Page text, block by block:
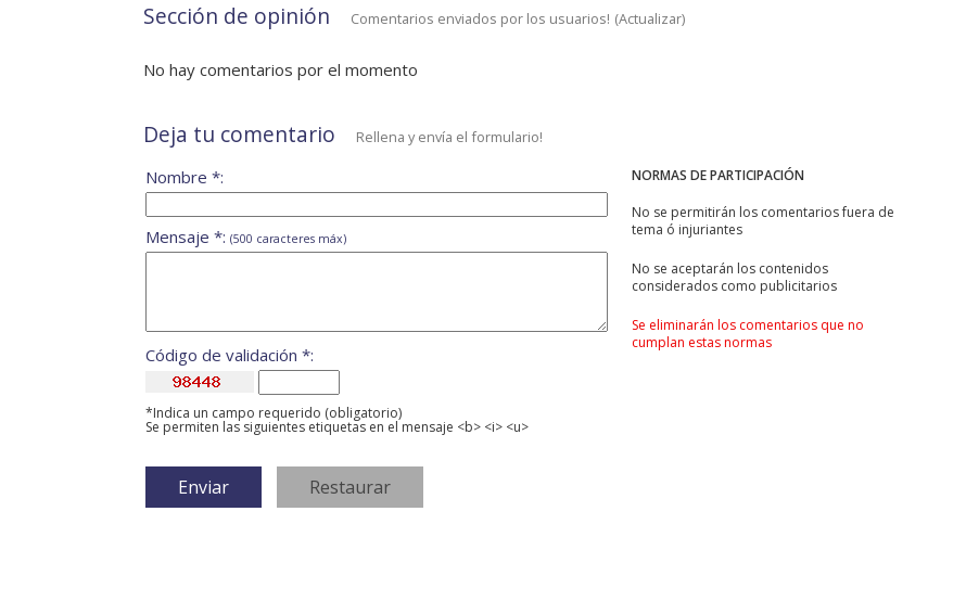
Sección de opinión Comentarios enviados por los usuarios! (Actualizar)
No hay comentarios por el momento
Deja tu comentario Rellena y envía el formulario!
NORMAS DE PARTICIPACIÓN
No se permitirán los comentarios fuera de
tema ó injuriantes
No se aceptarán los contenidos
considerados como publicitarios
Se eliminarán los comentarios que no
cumplan estas normas
Nombre *:
Mensaje *: (500 caracteres máx)
Código de validación *:
*Indica un campo requerido (obligatorio)
Se permiten las siguientes etiquetas en el mensaje <b> <i> <u>